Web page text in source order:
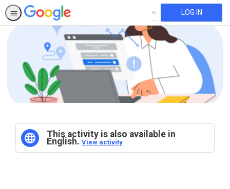
SEARCH LOG IN
This activity is also available in
English. View activity